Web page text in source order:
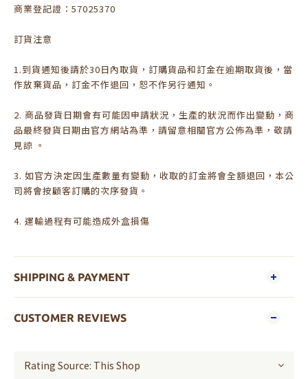
商業登記證：57025370
訂貨注意
1.到貨通知後請於30日內取貨，訂購貨品和訂金在逾期取貨後，當
作放棄貨品，訂金不作退回，恕不作另行通知。
2. 商品發貨日期會有可能因申請狀況，生產的狀況而作出變動，商
品最終發貨日期由官方網站為準，請留意相關官方公佈為準，敬請
見諒 。
3. 如官方決定因生產數量有變動，收取的訂金將會全額退回，本公
司將會按顧客訂購的次序發貨。
4. 運輸過程有可能造成外盒損傷
SHIPPING & PAYMENT
CUSTOMER REVIEWS